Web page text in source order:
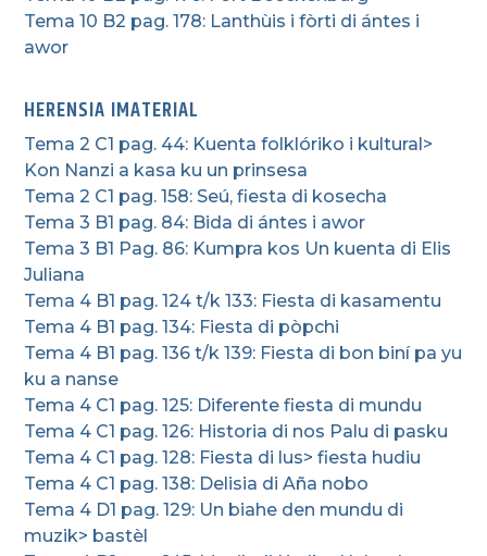
Tema 10 B2 pag. 178: Lanthùis i fòrti di ántes i
awor
HERENSIA IMATERIAL
Tema 2 C1 pag. 44: Kuenta folklóriko i kultural>
Kon Nanzi a kasa ku un prinsesa
Tema 2 C1 pag. 158: Seú, fiesta di kosecha
Tema 3 B1 pag. 84: Bida di ántes i awor
Tema 3 B1 Pag. 86: Kumpra kos Un kuenta di Elis
Juliana
Tema 4 B1 pag. 124 t/k 133: Fiesta di kasamentu
Tema 4 B1 pag. 134: Fiesta di pòpchi
Tema 4 B1 pag. 136 t/k 139: Fiesta di bon biní pa yu
ku a nanse
Tema 4 C1 pag. 125: Diferente fiesta di mundu
Tema 4 C1 pag. 126: Historia di nos Palu di pasku
Tema 4 C1 pag. 128: Fiesta di lus> fiesta hudiu
Tema 4 C1 pag. 138: Delisia di Aña nobo
Tema 4 D1 pag. 129: Un biahe den mundu di
muzik> bastèl